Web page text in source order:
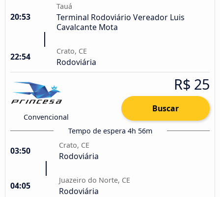
20:53
Tauá
Terminal Rodoviário Vereador Luis
Cavalcante Mota
22:54
Crato, CE
Rodoviária
Convencional
R$ 25
Buscar
Tempo de espera 4h 56m
03:50
Crato, CE
Rodoviária
04:05
Juazeiro do Norte, CE
Rodoviária